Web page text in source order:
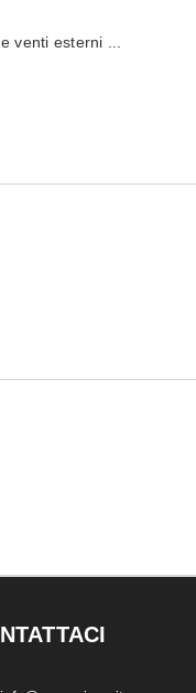
venti esterni ...